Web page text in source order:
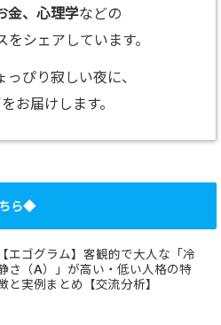
金、心理学などの
シェアしています。
ぴり寂しい夜に、
お届けします。
ら◆
【エゴグラム】客観的で大人な「冷
さ（A）」が高い・低い人格の特
と実例まとめ【交流分析】